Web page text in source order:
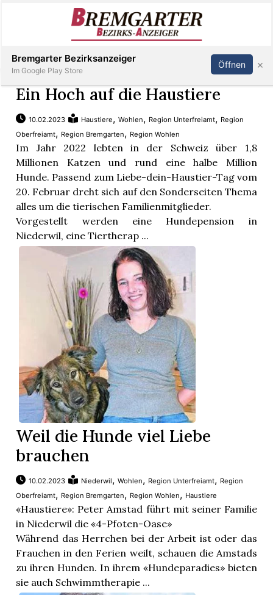
Immobilien
Veranstaltungen
Stellen
E-
Paper
Newsletter
Bremgarten
Inserieren Abonnieren Anmelden
Ein Hoch auf die Haustiere
10.02.2023 Haustiere,Wohlen, Region Unterfreiamt, Region
Oberfreiamt, Region Bremgarten, Region Wohlen
Im Jahr 2022 lebten in der Schweiz über 1,8
Millionen Katzen und rund eine halbe Million
Hunde. Passend zum Liebe-dein-Haustier-Tag vom
20. Februar dreht sich auf den Sonderseiten Thema
alles um die tierischen Familienmitglieder.
Vorgestellt werden eine Hundepension in
Niederwil, eine Tiertherap ...
Weil die Hunde viel Liebe
brauchen
10.02.2023 Niederwil,Wohlen, Region Unterfreiamt, Region
Oberfreiamt, Region Bremgarten, Region Wohlen, Haustiere
«Haustiere»: Peter Amstad führt mit seiner Familie
in Niederwil die «4-Pfoten-Oase»
Während das Herrchen bei der Arbeit ist oder das
Frauchen in den Ferien weilt, schauen die Amstads
zu ihren Hunden. In ihrem «Hundeparadies» bieten
sie auch Schwimmtherapie ...
Bremgarter Bezirksanzeiger
Im Google Play Store
Öffnen ×